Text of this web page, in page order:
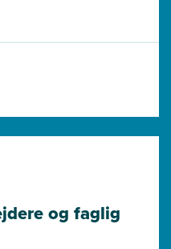
og faglig